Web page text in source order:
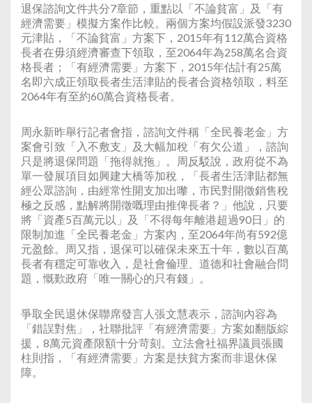
退保諮詢文件共分7章節，重點以「不論貧富」及「有
經濟需要」模擬方案作比較。 兩個方案均假設派發3230
元津貼，「不論貧富」方案下，2015年有112萬合資格
長者在毋須經濟審查下領取，至2064年為258萬名合資
格長者；「有經濟需要」方案下，2015年估計有25萬
名即六成正領取長者生活津貼的長者合資格領取，料至
2064年有至約60萬合資格長者。
周永新昨舉行記者會指，諮詢文件稱「全民養老金」方
案會引致「入不敷支」及大幅加稅「有欠公道」，諮詢
只是將退保問題「拖得就拖」。周反駁說，政府從不為
單一發展項目如興建大橋等加稅，「長者生活津貼都無
經公眾諮詢，由經常性開支加出嚟，市民對開徵銷售稅
極之反感，點解將開徵嘅理由推俾長者？」他說，只要
將「資產5百萬元以」及「不得每年離港超過90日」的
限制加進「全民養老金」方案內，至2064年尚有592億
元盈餘。周又指，退保可以確保未來五十年，數以百萬
長者有穩定可靠收入，是社會倫理、道德和社會融合問
題，慨歎政府「唯一關心的只有錢」。
爭取全民退休保聯席發言人張文慧表示，諮詢內容為
「錯誤對焦」，社聯批評「有經濟需要」方案如翻版綜
援，8萬元資產限額十分苛刻。立法會社福界議員張國
柱則指，「有經濟需要」方案是扶貧方案而非退休保
障。